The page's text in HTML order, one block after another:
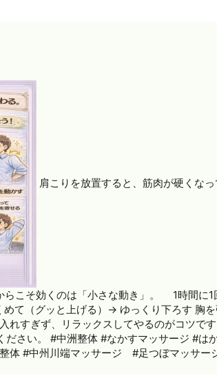
肩こりを放置すると、筋肉が硬くな
らこそ効くのは「小さな動き」。 1時間に1
て（グッと上げる）→ ゆっくり下ろす 胸
れすぎず、リラックスしてやるのがコツで
ださい。 #中洲整体 #なかすマッサージ #は
体 #中州川端マッサージ #足つぼマッサー